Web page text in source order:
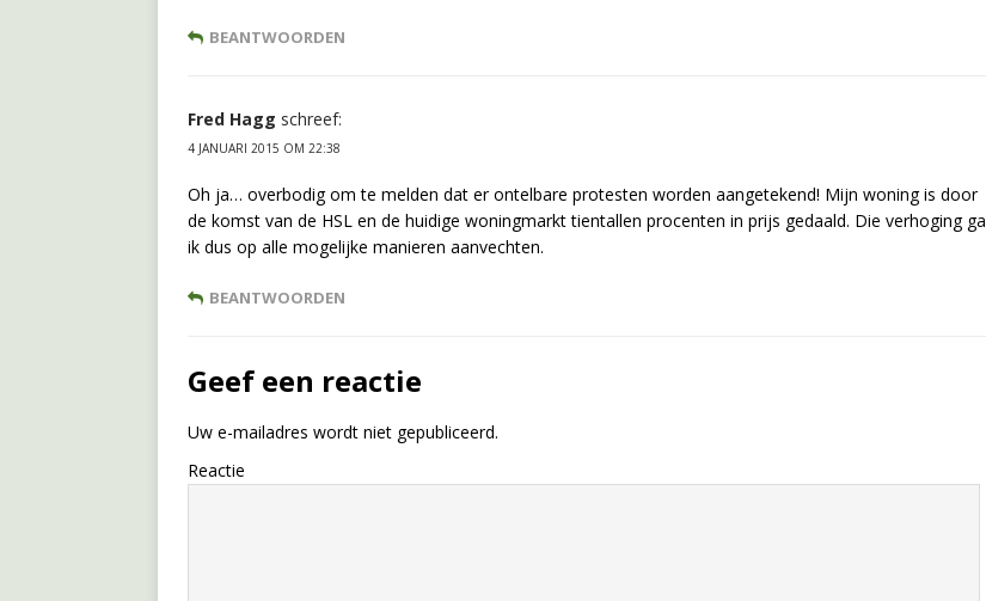
BEANTWOORDEN
Fred Hagg schreef:
4 JANUARI 2015 OM 22:38
Oh ja… overbodig om te melden dat er ontelbare protesten worden aangetekend! Mijn woning is door
de komst van de HSL en de huidige woningmarkt tientallen procenten in prijs gedaald. Die verhoging ga
ik dus op alle mogelijke manieren aanvechten.
BEANTWOORDEN
Geef een reactie
Uw e-mailadres wordt niet gepubliceerd.
Reactie